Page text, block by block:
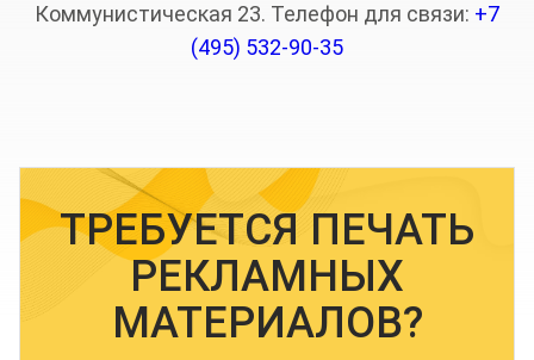
Коммунистическая 23. Телефон для связи: +7
(495) 532-90-35
ТРЕБУЕТСЯ ПЕЧАТЬ
РЕКЛАМНЫХ
МАТЕРИАЛОВ?